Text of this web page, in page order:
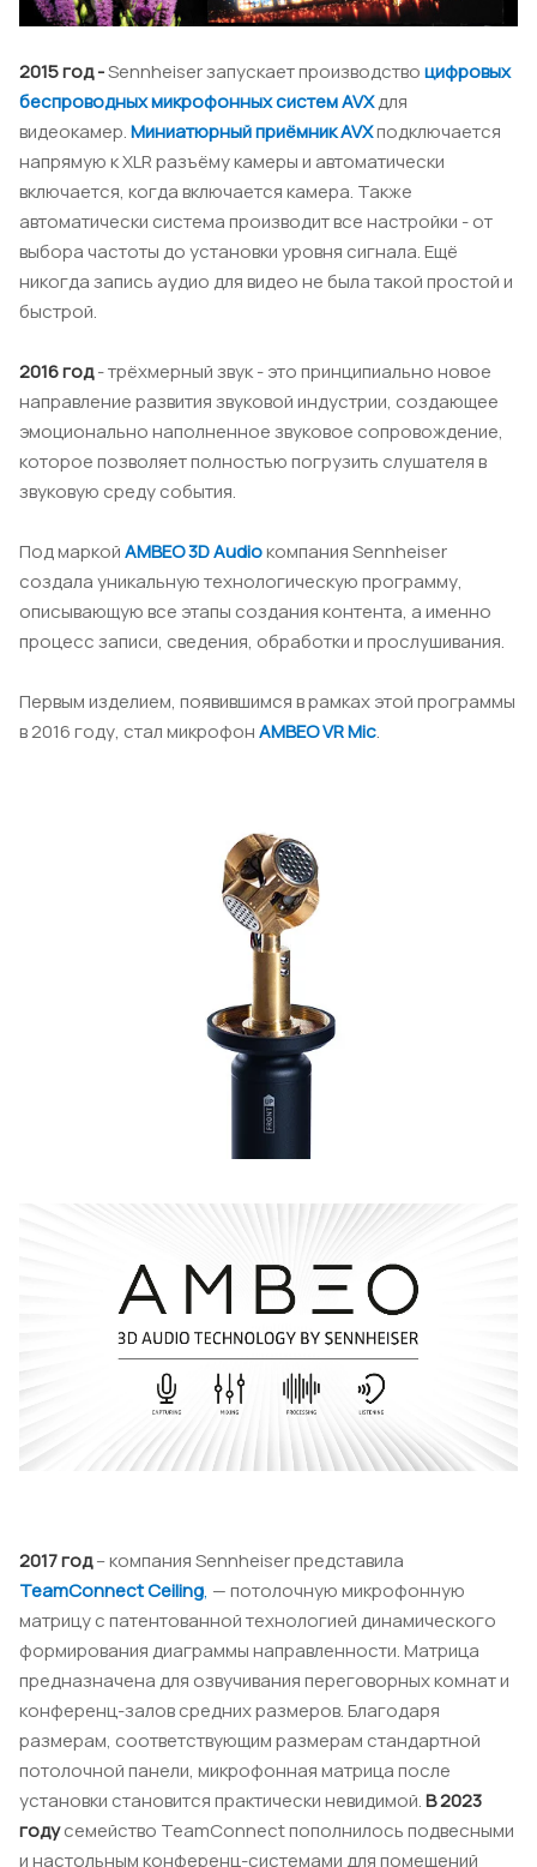
2015 год -Sennheiser запускает производствоцифровых
беспроводных микрофонных систем AVXдля
видеокамер.Миниатюрный приёмник AVXподключается
напрямую к XLR разъёму камеры и автоматически
включается, когда включается камера. Также
автоматически система производит все настройки - от
выбора частоты до установки уровня сигнала. Ещё
никогда запись аудио для видео не была такой простой и
быстрой.
2016 год- трёхмерный звук - это принципиально новое
направление развития звуковой индустрии, создающее
эмоционально наполненное звуковое сопровождение,
которое позволяет полностью погрузить слушателя в
звуковую среду события.
Под маркойAMBEO3DAudioкомпания Sennheiser
создала уникальную технологическую программу,
описывающую все этапы создания контента, а именно
процесс записи, сведения, обработки и прослушивания.
Первым изделием, появившимся в рамках этой программы
в 2016 году, стал микрофонAMBEOVRMic.
2017 год– компания Sennheiser представила
TeamConnect Ceiling, — потолочную микрофонную
матрицу с патентованной технологией динамического
формирования диаграммы направленности. Матрица
предназначена для озвучивания переговорных комнат и
конференц-залов средних размеров. Благодаря
размерам, соответствующим размерам стандартной
потолочной панели, микрофонная матрица после
установки становится практически невидимой.В 2023
годусемейство TeamConnect пополнилось подвесными
и настольным конференц-системами для помещений